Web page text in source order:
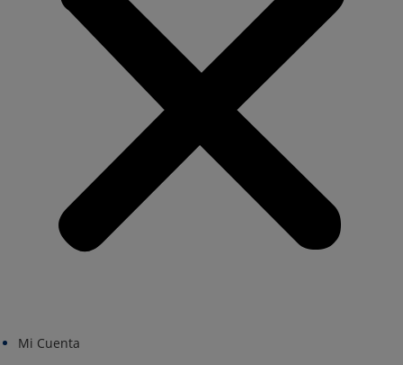
Mi Cuenta